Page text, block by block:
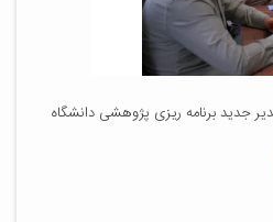
جدید برنامه ریزی پژوهشی دانشگاه